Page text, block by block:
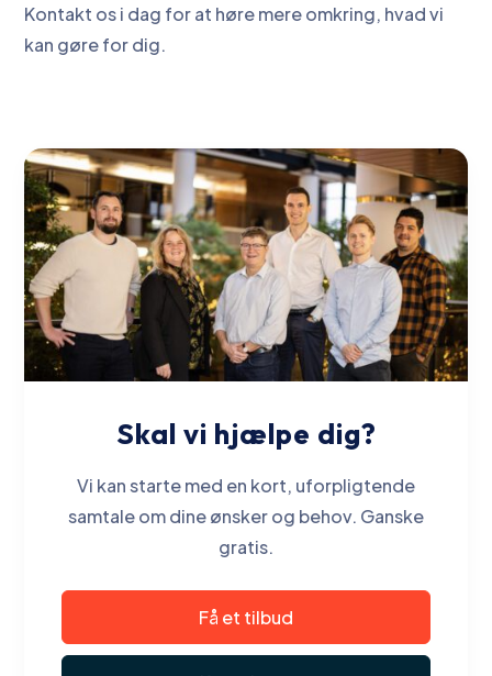
Kontakt os i dag for at høre mere omkring, hvad vi
kan gøre for dig.
Skal vi hjælpe dig?
Vi kan starte med en kort, uforpligtende
samtale om dine ønsker og behov. Ganske
gratis.
Få et tilbud